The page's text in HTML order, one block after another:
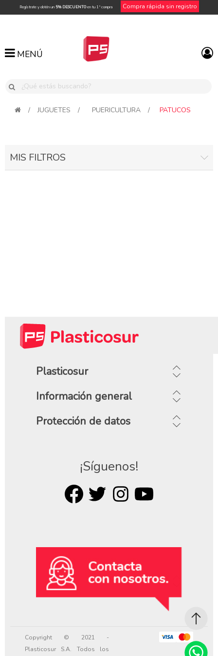
Regístrate y obtén un 5% DESCUENTOen tu 1ª compra Compra rápida sin registro
MENÚ
MENÚ
/ JUGUETES / PUERICULTURA / PATUCOS
MIS FILTROS
Plasticosur
Información general
Protección de datos
¡Síguenos!
Copyright © 2021 -
Plasticosur S.A. Todos los